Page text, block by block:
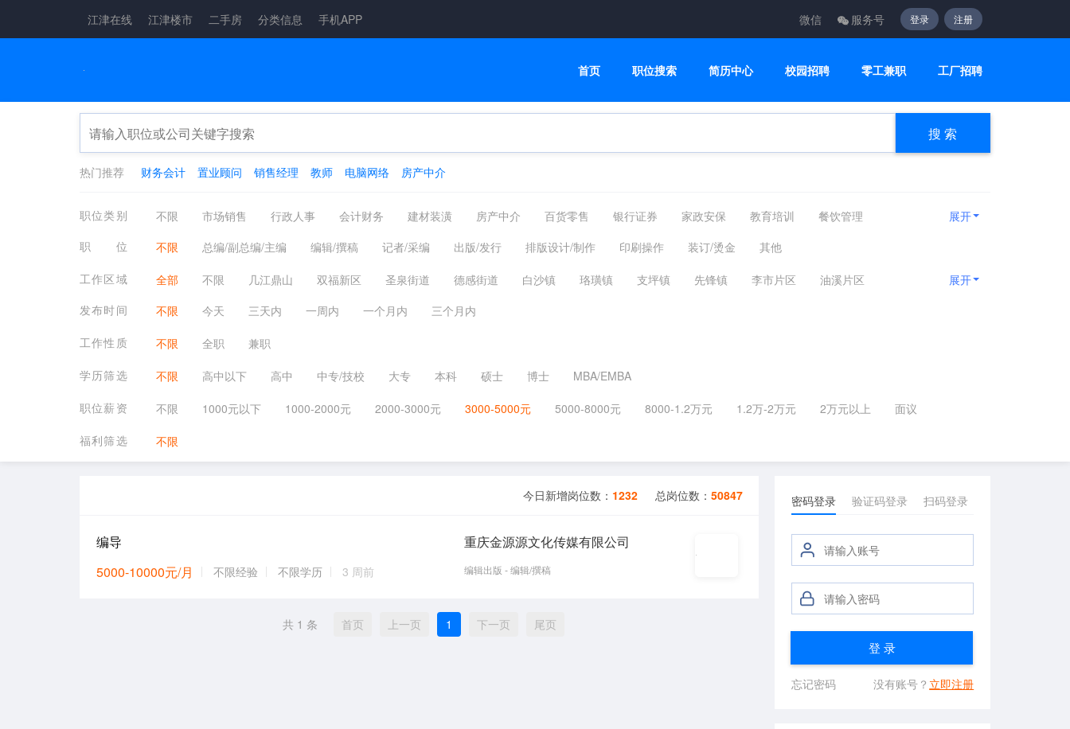
江津在线 江津楼市 二手房 分类信息 手机APP 微信 服务号 登录 注册
首页 职位搜索 简历中心 校园招聘 零工兼职 工厂招聘
搜 索
热门推荐 财务会计 置业顾问 销售经理 教师 电脑网络 房产中介
职位类别 不限 市场销售 行政人事 会计财务 建材装潢 房产中介 百货零售 银行证券 家政安保 教育培训
餐饮管理
物流仓储
娱乐休闲 广告会展 汽车服务 普工技工 CNC数控操机/编程 机械工程师 医疗护理 编辑出版
展开
职位
不限 总编/副总编/主编 编辑/撰稿 记者/采编 出版/发行 排版设计/制作 印刷操作 装订/烫金
其他
工作区域
全部 不限 几江鼎山 双福新区 圣泉街道 德感街道 白沙镇 珞璜镇 支坪镇 先锋镇 李市片区
油溪片区
四面山片区
西彭陶家 其它镇街 重庆主城 其他区县
展开
发布时间
不限 今天 三天内 一周内 一个月内
三个月内
工作性质
不限 全职
兼职
学历筛选
不限 高中以下 高中 中专/技校 大专 本科 硕士 博士
MBA/EMBA
职位薪资
不限 1000元以下 1000-2000元 2000-3000元 3000-5000元 5000-8000元 8000-1.2万元 1.2万-2万元 2万元以上
面议
福利筛选
不限
今日新增岗位数： 1232 总岗位数：50847
编导
5000-10000元/月
不限经验 不限学历 3 周前
重庆金源源文化传媒有限公司
编辑出版 - 编辑/撰稿
共 1 条 首页 上一页 1 下一页 尾页
密码登录 验证码登录 扫码登录
登 录
忘记密码 没有账号？ 立即注册